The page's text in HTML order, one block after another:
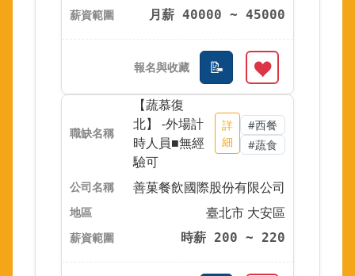
月薪 40000 ~ 45000
【蔬慕復
北】 -外場計
時人員■無經
驗可
詳
細
#西餐
#蔬食
善菓餐飲國際股份有限公司
臺北市 大安區
時薪 200 ~ 220